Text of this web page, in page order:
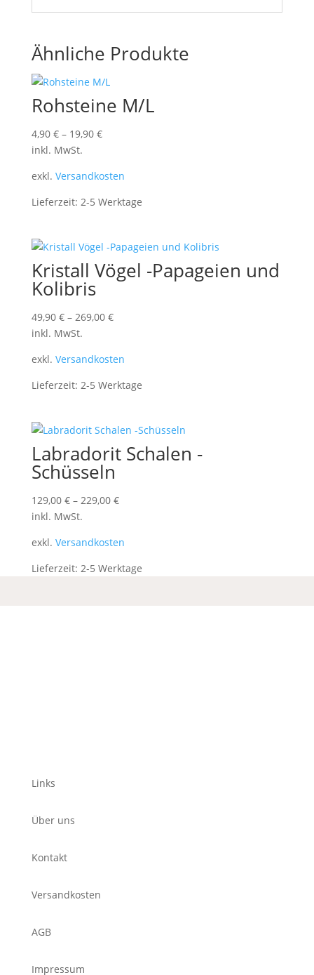
Ähnliche Produkte
Rohsteine M/L
4,90 €– 19,90 €
inkl. MwSt.
exkl. Versandkosten
Lieferzeit: 2-5 Werktage
Kristall Vögel -Papageien und
Kolibris
49,90 €– 269,00 €
inkl. MwSt.
exkl. Versandkosten
Lieferzeit: 2-5 Werktage
Labradorit Schalen -
Schüsseln
129,00 €– 229,00 €
inkl. MwSt.
exkl. Versandkosten
Lieferzeit: 2-5 Werktage
Links
Über uns
Kontakt
Versandkosten
AGB
Impressum